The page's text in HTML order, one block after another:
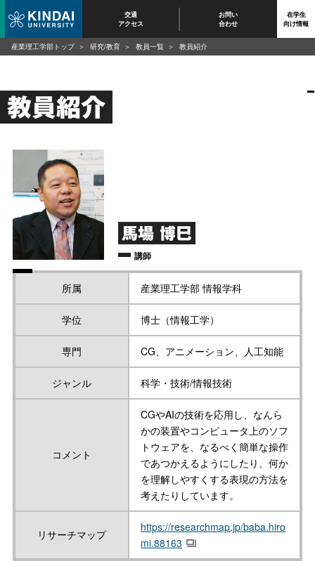
交通
アクセス
お問い
合わせ
在学生
向け情報
教員紹介
馬場 博巳
講師
所属 産業理工学部 情報学科
学位 博士（情報工学）
専門 CG、アニメーション、人工知能
ジャンル 科学・技術/情報技術
コメント
CGやAIの技術を応用し、なんら
かの装置やコンピュータ上のソフ
トウェアを、なるべく簡単な操作
であつかえるようにしたり、何か
を理解しやすくする表現の方法を
考えたりしています。
リサーチマップ
https://researchmap.jp/baba.hiro
mi.88163
産業理工学部トップ 研究/教育 教員一覧 教員紹介